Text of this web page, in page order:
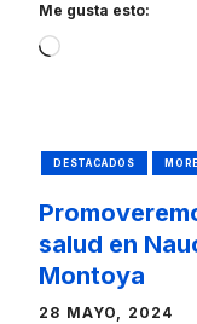
Me gusta esto:
Loading…
DESTACADOS
salud en
Montoya
28 MAYO, 2024